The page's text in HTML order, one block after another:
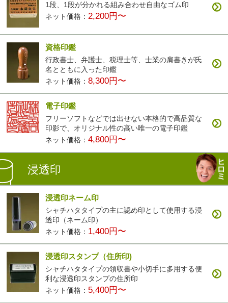
1段、1段が分かれる組み合わせ自由なゴム印
ネット価格：2,200円〜
資格印鑑
行政書士、弁護士、税理士等、士業の肩書きが氏
名とともに入った印鑑
ネット価格：8,300円〜
電子印鑑
フリーソフトなどでは出せない本格的で高品質な
印影で、オリジナル性の高い唯一の電子印鑑
ネット価格：4,800円〜
浸透印
浸透印ネーム印
シャチハタタイプの主に認め印として使用する浸
透印（ネーム印）
ネット価格： 1,400円〜
浸透印スタンプ（住所印)
シャチハタタイプの領収書や小切手に多用する便
利な浸透印スタンプの住所印
ネット価格： 5,400円〜